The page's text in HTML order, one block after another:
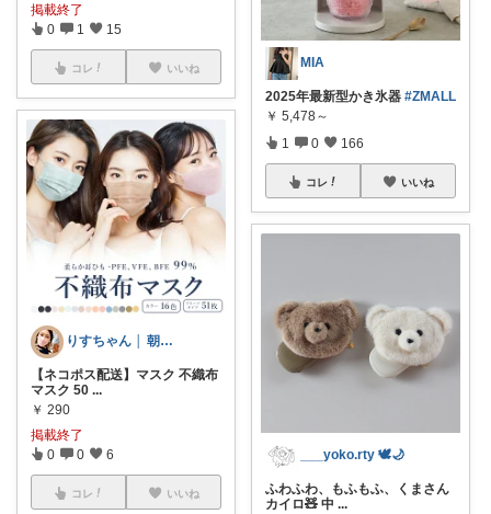
掲載終了
0 1 15
コレ いいね
りすちゃん │ 朝コレ
【ネコポス配送】マスク 不織布
マスク 50 ...
￥ 290
掲載終了
0 0 6
コレ いいね
MIA
2025年最新型かき氷器 #ZMALL
￥ 5,478～
1 0 166
コレ いいね
___yoko.rty 🕊🌙
ふわふわ、もふもふ、くまさん
カイロ🧸 中 ...